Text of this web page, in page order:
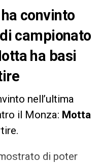
convinto
campionato
ha basi
nell’ultima
il Monza: Motta
di poter